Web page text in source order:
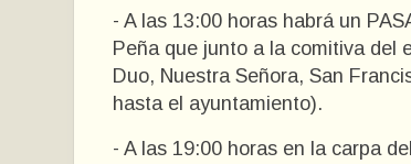
- A las 13:00 horas habrá un
Peña que junto a la comitiva del
Duo, Nuestra Señora, San
hasta el ayuntamiento).
- A las 19:00 horas en la carpa